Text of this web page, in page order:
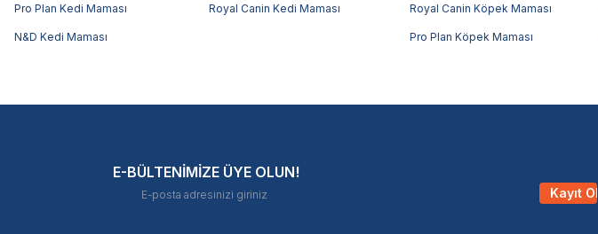
Pro Plan Kedi Maması Royal Canin Kedi Maması
N&D Kedi Maması
Royal Canin Köpek Maması
Pro Plan Köpek Maması
E-BÜLTENİMİZE ÜYE OLUN!
Kayıt Ol